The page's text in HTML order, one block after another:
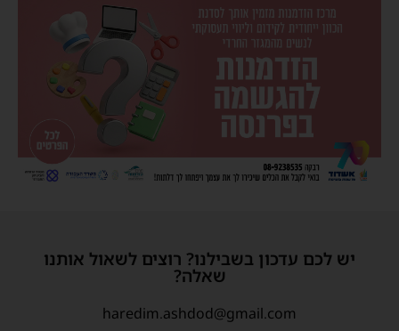
יש לכם עדכון בשבילנו? רוצים לשאול אותנו
שאלה?
haredim.ashdod@gmail.com